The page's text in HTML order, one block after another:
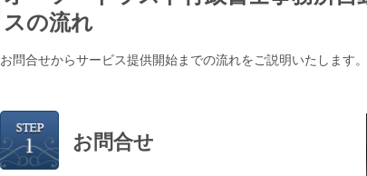
スの流れ
お問合せからサービス提供開始までの流れをご説明いたします。
お問合せ